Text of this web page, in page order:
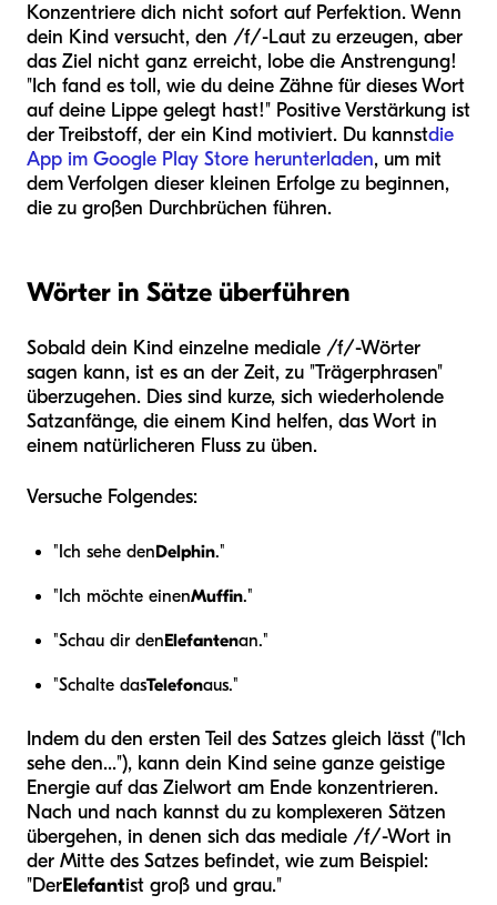
Konzentriere dich nicht sofort auf Perfektion. Wenn
dein Kind versucht, den /f/-Laut zu erzeugen, aber
das Ziel nicht ganz erreicht, lobe die Anstrengung!
"Ich fand es toll, wie du deine Zähne für dieses Wort
auf deine Lippe gelegt hast!" Positive Verstärkung ist
der Treibstoff, der ein Kind motiviert. Du kannstdie
App im Google Play Store herunterladen, um mit
dem Verfolgen dieser kleinen Erfolge zu beginnen,
die zu großen Durchbrüchen führen.
Wörter in Sätze überführen
Sobald dein Kind einzelne mediale /f/-Wörter
sagen kann, ist es an der Zeit, zu "Trägerphrasen"
überzugehen. Dies sind kurze, sich wiederholende
Satzanfänge, die einem Kind helfen, das Wort in
einem natürlicheren Fluss zu üben.
Versuche Folgendes:
"Ich sehe denDelphin."
"Ich möchte einenMuffin."
"Schau dir denElefantenan."
"Schalte dasTelefonaus."
Indem du den ersten Teil des Satzes gleich lässt ("Ich
sehe den..."), kann dein Kind seine ganze geistige
Energie auf das Zielwort am Ende konzentrieren.
Nach und nach kannst du zu komplexeren Sätzen
übergehen, in denen sich das mediale /f/-Wort in
der Mitte des Satzes befindet, wie zum Beispiel:
"DerElefantist groß und grau."